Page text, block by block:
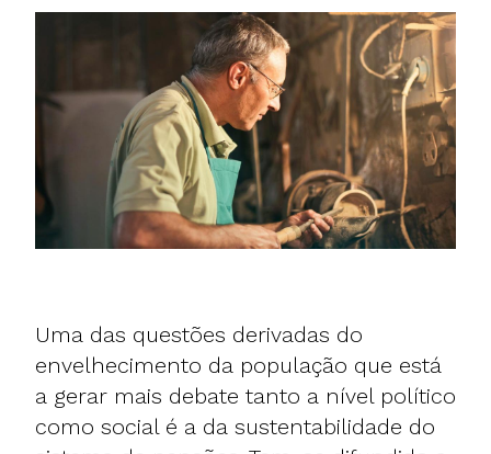
Uma das questões derivadas do
envelhecimento da população que está
a gerar mais debate tanto a nível político
como social é a da sustentabilidade do